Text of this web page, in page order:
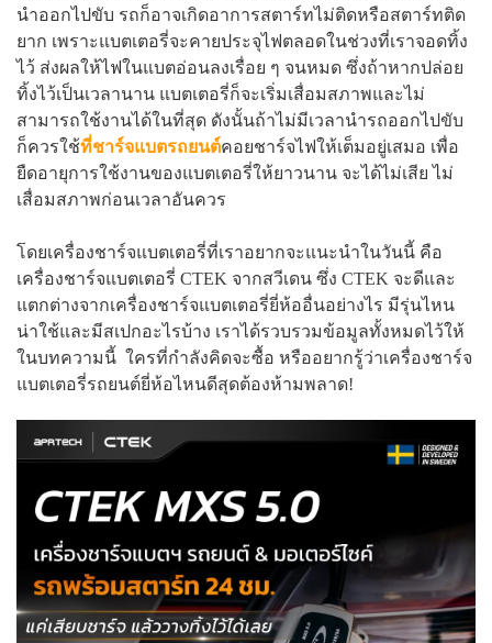
นำออกไปขับ รถก็อาจเกิดอาการสตาร์ทไม่ติดหรือสตาร์ทติด
ยาก เพราะแบตเตอรี่จะคายประจุไฟตลอดในช่วงที่เราจอดทิ้ง
ไว้ ส่งผลให้ไฟในแบตอ่อนลงเรื่อย ๆ จนหมด ซึ่งถ้าหากปล่อย
ทิ้งไว้เป็นเวลานาน แบตเตอรี่ก็จะเริ่มเสื่อมสภาพและไม่
สามารถใช้งานได้ในที่สุด ดังนั้นถ้าไม่มีเวลานำรถออกไปขับ
ก็ควรใช้ที่ชาร์จแบตรถยนต์คอยชาร์จไฟให้เต็มอยู่เสมอ เพื่อ
ยืดอายุการใช้งานของแบตเตอรี่ให้ยาวนาน จะได้ไม่เสีย ไม่
เสื่อมสภาพก่อนเวลาอันควร
โดยเครื่องชาร์จแบตเตอรี่ที่เราอยากจะแนะนำในวันนี้ คือ
เครื่องชาร์จแบตเตอรี่ CTEK จากสวีเดน ซึ่ง CTEK จะดีและ
แตกต่างจากเครื่องชาร์จแบตเตอรี่ยี่ห้ออื่นอย่างไร มีรุ่นไหน
น่าใช้และมีสเปกอะไรบ้าง เราได้รวบรวมข้อมูลทั้งหมดไว้ให้
ในบทความนี้ ใครที่กำลังคิดจะซื้อ หรืออยากรู้ว่าเครื่องชาร์จ
แบตเตอรี่รถยนต์ยี่ห้อไหนดีสุดต้องห้ามพลาด!